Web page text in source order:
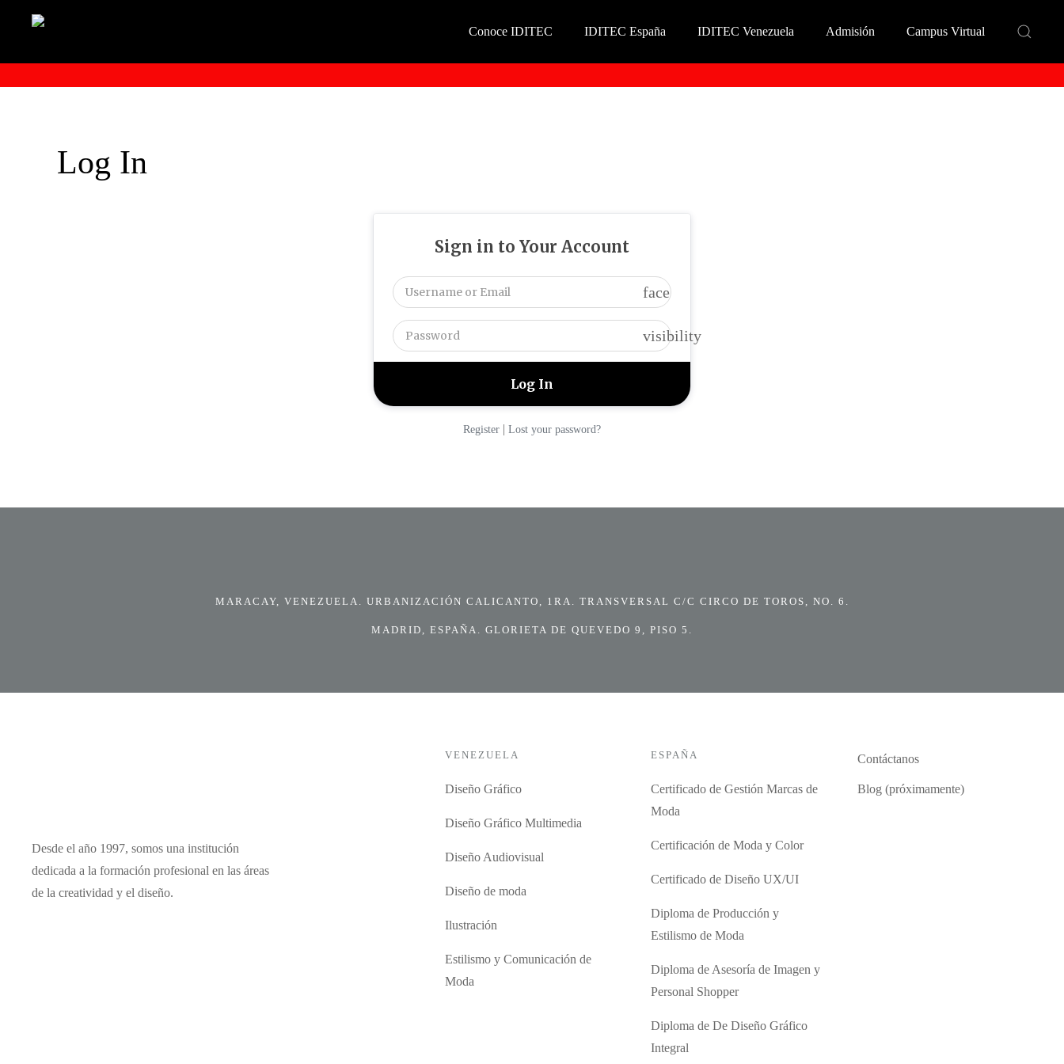
Conoce IDITEC IDITEC España IDITEC Venezuela Admisión Campus Virtual
Log In
Sign in to Your Account
face
visibility
Register | Lost your password?
MARACAY, VENEZUELA. URBANIZACIÓN CALICANTO, 1RA. TRANSVERSAL C/C CIRCO DE TOROS, NO. 6.
MADRID, ESPAÑA. GLORIETA DE QUEVEDO 9, PISO 5.
Desde el año 1997, somos una institución
dedicada a la formación profesional en las áreas
de la creatividad y el diseño.
VENEZUELA
Diseño Gráfico
Diseño Gráfico Multimedia
Diseño Audiovisual
Diseño de moda
Ilustración
Estilismo y Comunicación de
Moda
ESPAÑA
Certificado de Gestión Marcas de
Moda
Certificación de Moda y Color
Certificado de Diseño UX/UI
Diploma de Producción y
Estilismo de Moda
Diploma de Asesoría de Imagen y
Personal Shopper
Diploma de De Diseño Gráfico
Integral
Contáctanos
Blog (próximamente)